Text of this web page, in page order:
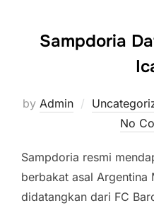
Sampdoria
by Admin
No
Sampdoria resmi
berbakat asal Argentina
didatangkan dari FC